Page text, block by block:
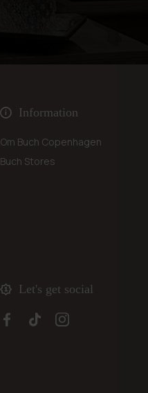
Information
Om Buch Copenhagen
Buch Stores
Let's get social